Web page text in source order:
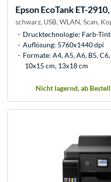
EpsonEcoTank ET-
schwarz, USB, WLAN, Scan,
Drucktechnologie: Farb-
Auflösung: 5760x1440 dpi
Formate: A4, A5, A6, B5,
10x15 cm, 13x18 cm
Nicht lagernd, ab